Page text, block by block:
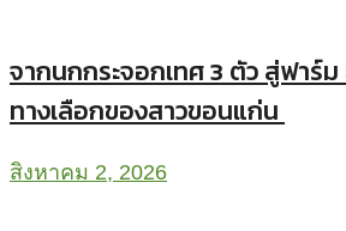
จากนกกระจอกเทศ 3 ตัว สู่ฟาร์
ทางเลือกของสาวขอนแก่น
สิงหาคม 2, 2026